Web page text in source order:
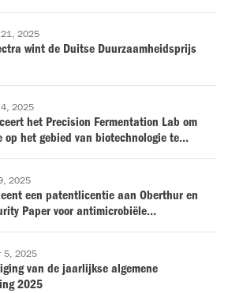
21, 2025
wint de Duitse Duurzaamheidsprijs
4, 2025
het Precision Fermentation Lab om
op het gebied van biotechnologie te
2025
een patentlicentie aan Oberthur en
Paper voor antimicrobiële
5, 2025
van de jaarlijkse algemene
2025